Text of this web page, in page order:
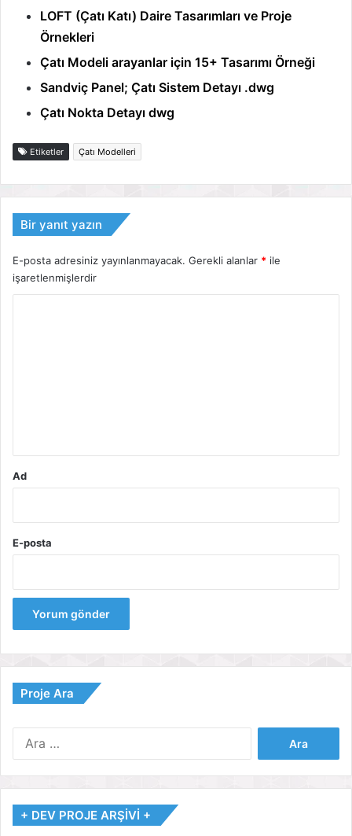
LOFT (Çatı Katı) Daire Tasarımları ve Proje
Örnekleri
Çatı Modeli arayanlar için 15+ Tasarımı Örneği
Sandviç Panel; Çatı Sistem Detayı .dwg
Çatı Nokta Detayı dwg
Etiketler Çatı Modelleri
Bir yanıt yazın
E-posta adresiniz yayınlanmayacak. Gerekli alanlar * ile
işaretlenmişlerdir
Ad
E-posta
Proje Ara
+ DEV PROJE ARŞİVİ +